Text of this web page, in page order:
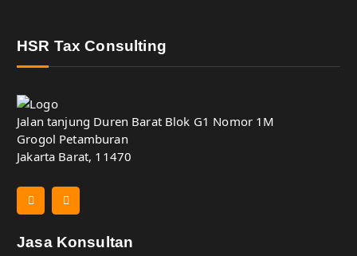
HSR Tax Consulting
Jalan tanjung Duren Barat Blok G1 Nomor 1M
Grogol Petamburan
Jakarta Barat, 11470
Jasa Konsultan